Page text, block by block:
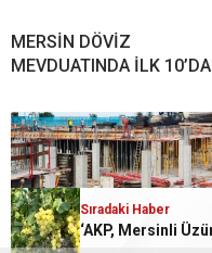
Sıradaki Haber
MERSİN DÖVİZ
MEVDUATINDA İLK 10’DA